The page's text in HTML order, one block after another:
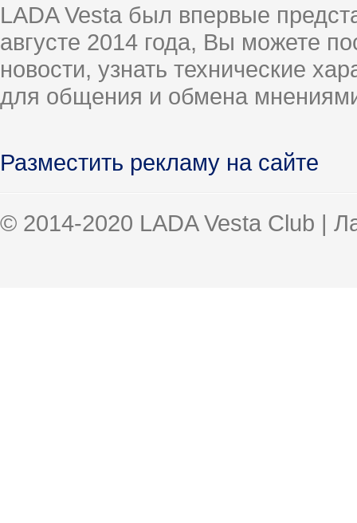
LADA Vesta был впервые
августе 2014 года, Вы можете
новости, узнать технические
для общения и обмена
Разместить рекламу на сайте
© 2014-2020 LADA Vesta Club |